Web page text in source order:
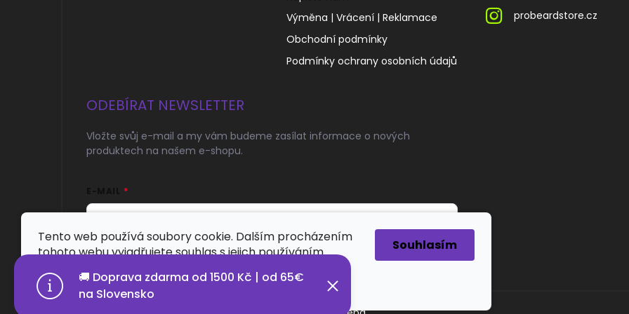
Tento web používá soubory cookie. Dalším procházením
tohoto webu vyjadřujete souhlas s jejich používáním.
Nastavení
Souhlasím
🚚 Doprava zdarma od 1500 Kč | od 65€
na Slovensko
Výměna | Vrácení | Reklamace
Obchodní podmínky
Podmínky ochrany osobních údajů
probeardstore.cz
ODEBÍRAT NEWSLETTER
Vložte svůj e-mail a my vám budeme zasílat informace o nových
produktech na našem e-shopu.
Přihlásit se